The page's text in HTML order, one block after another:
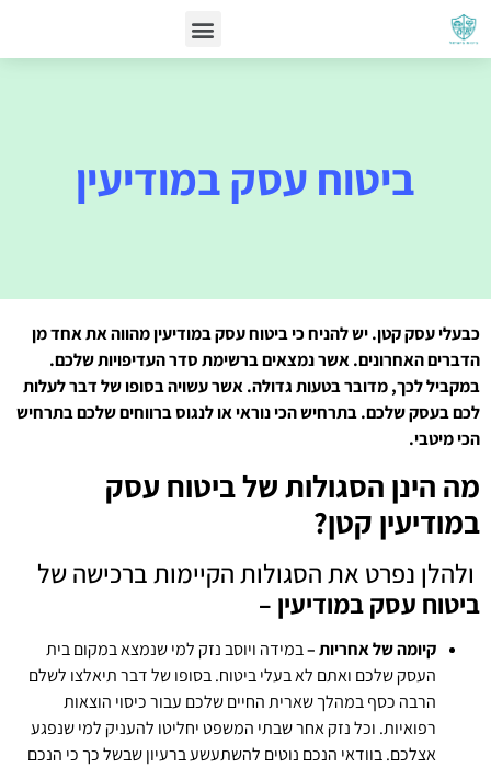
ביטוח עסק במודיעין
כבעלי עסק קטן. יש להניח כי ביטוח עסק במודיעין מהווה את אחד מן
הדברים האחרונים. אשר נמצאים ברשימת סדר העדיפויות שלכם.
במקביל לכך, מדובר בטעות גדולה. אשר עשויה בסופו של דבר לעלות
לכם בעסק שלכם. בתרחיש הכי נוראי או לנגוס ברווחים שלכם בתרחיש
הכי מיטבי.
מה הינן הסגולות שלביטוח עסק
במודיעין קטן?
ולהלן נפרט את הסגולות הקיימות ברכישה של
ביטוח עסק במודיעין –
קיומה של אחריות –במידה ויוסב נזק למי שנמצא במקום בית
העסק שלכם ואתם לא בעלי ביטוח. ​​בסופו של דבר תיאלצו לשלם
הרבה כסף במהלך שארית החיים שלכם עבור כיסוי הוצאות
רפואיות. וכל נזק אחר שבתי המשפט יחליטו להעניק למי שנפגע
אצלכם. בוודאי הנכם נוטים להשתעשע ברעיון שבשל כך כי הנכם